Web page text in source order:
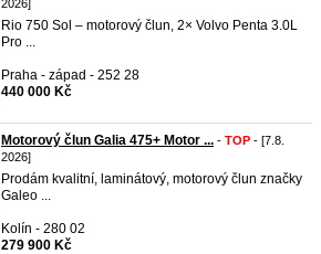
2026]
Rio 750 Sol – motorový člun, 2× Volvo Penta 3.0L
Pro ...
Praha - západ - 252 28
440 000 Kč
Motorový člun Galia 475+ Motor ... - TOP - [7.8.
2026]
Prodám kvalitní, laminátový, motorový člun značky
Galeo ...
Kolín - 280 02
279 900 Kč